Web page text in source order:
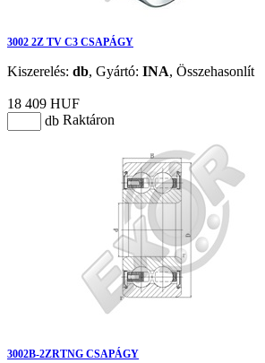
3002 2Z TV C3 CSAPÁGY
Kiszerelés: db, Gyártó: INA, Összehasonlít
18 409 HUF
db Raktáron
3002B-2ZRTNG CSAPÁGY